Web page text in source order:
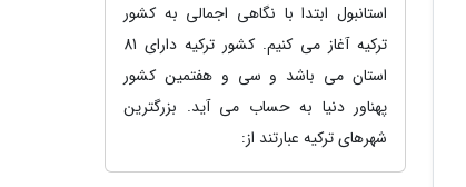
استانبول ابتدا با نگاهی اجمالی به کشور
ترکیه آغاز می کنیم. کشور ترکیه دارای 81
استان می باشد و سی و هفتمین کشور
پهناور دنیا به حساب می آید. بزرگترین
شهرهای ترکیه عبارتند از: